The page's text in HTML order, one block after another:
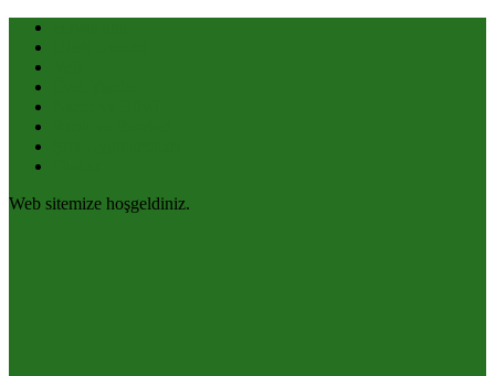
Web sitemize hoşgeldiniz.